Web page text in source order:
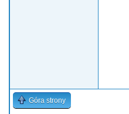
Góra strony